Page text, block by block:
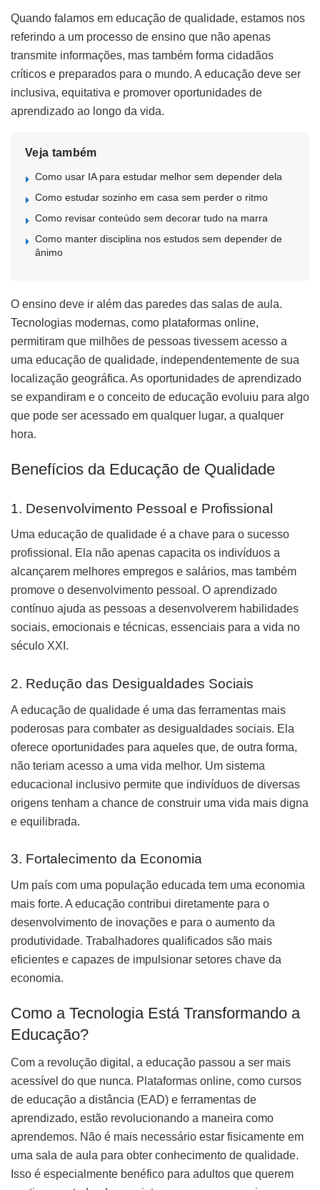
Quando falamos em educação de qualidade, estamos nos
referindo a um processo de ensino que não apenas
transmite informações, mas também forma cidadãos
críticos e preparados para o mundo. A educação deve ser
inclusiva, equitativa e promover oportunidades de
aprendizado ao longo da vida.
Veja também
Como usar IA para estudar melhor sem depender dela
Como estudar sozinho em casa sem perder o ritmo
Como revisar conteúdo sem decorar tudo na marra
Como manter disciplina nos estudos sem depender de
ânimo
O ensino deve ir além das paredes das salas de aula.
Tecnologias modernas, como plataformas online,
permitiram que milhões de pessoas tivessem acesso a
uma educação de qualidade, independentemente de sua
localização geográfica. As oportunidades de aprendizado
se expandiram e o conceito de educação evoluiu para algo
que pode ser acessado em qualquer lugar, a qualquer
hora.
Benefícios da Educação de Qualidade
1. Desenvolvimento Pessoal e Profissional
Uma educação de qualidade é a chave para o sucesso
profissional. Ela não apenas capacita os indivíduos a
alcançarem melhores empregos e salários, mas também
promove o desenvolvimento pessoal. O aprendizado
contínuo ajuda as pessoas a desenvolverem habilidades
sociais, emocionais e técnicas, essenciais para a vida no
século XXI.
2. Redução das Desigualdades Sociais
A educação de qualidade é uma das ferramentas mais
poderosas para combater as desigualdades sociais. Ela
oferece oportunidades para aqueles que, de outra forma,
não teriam acesso a uma vida melhor. Um sistema
educacional inclusivo permite que indivíduos de diversas
origens tenham a chance de construir uma vida mais digna
e equilibrada.
3. Fortalecimento da Economia
Um país com uma população educada tem uma economia
mais forte. A educação contribui diretamente para o
desenvolvimento de inovações e para o aumento da
produtividade. Trabalhadores qualificados são mais
eficientes e capazes de impulsionar setores chave da
economia.
Como a Tecnologia Está Transformando a
Educação?
Com a revolução digital, a educação passou a ser mais
acessível do que nunca. Plataformas online, como cursos
de educação a distância (EAD) e ferramentas de
aprendizado, estão revolucionando a maneira como
aprendemos. Não é mais necessário estar fisicamente em
uma sala de aula para obter conhecimento de qualidade.
Isso é especialmente benéfico para adultos que querem